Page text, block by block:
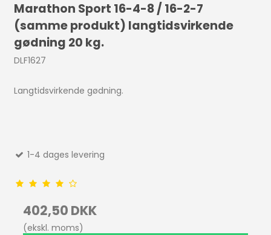
Marathon Sport 16-4-8 / 16-2-7
(samme produkt) langtidsvirkende
gødning 20 kg.
DLF1627
Langtidsvirkende gødning.
1-4 dages levering
402,50 DKK
(ekskl. moms)